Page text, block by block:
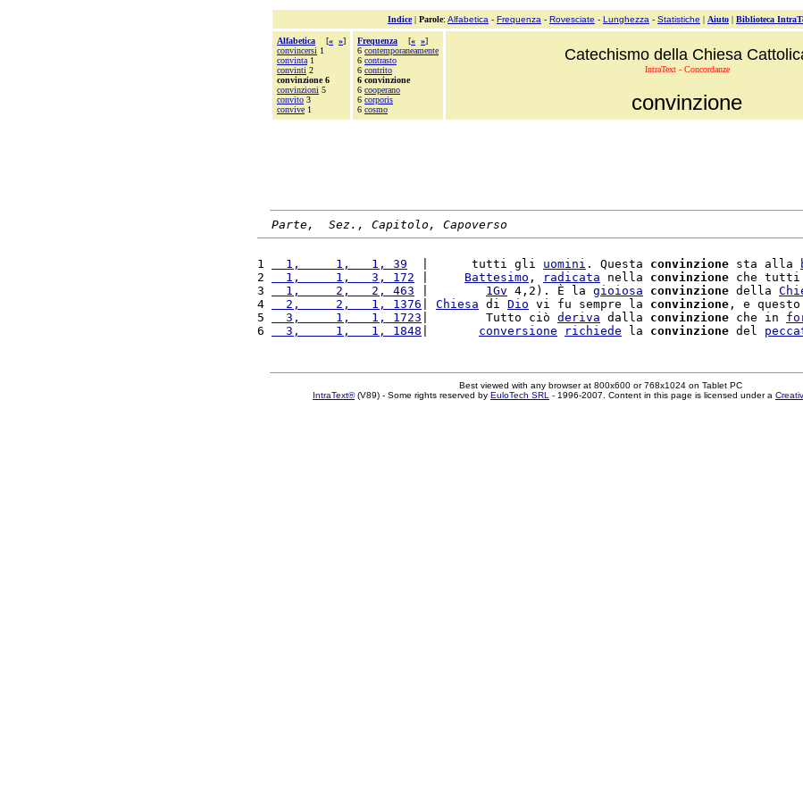
Indice| Parole: Alfabetica - Frequenza - Rovesciate - Lunghezza - Statistiche | Aiuto | Biblioteca
Alfabetica [« »]
convincersi 1
convinta 1
convinti 2
convinzione 6
convinzioni 5
convito 3
convive 1
Frequenza [« »]
6 contemporaneamente
6 contrasto
6 contrito
6 convinzione
6 cooperano
6 corporis
6 cosmo
Catechismo della Chiesa
IntraText - Concordanze
convinzione
Parte,  Sez., Capitolo, Capoverso
1
  1,     1,   1, 39
  |      tutti gli
uomini . Questa convinzione sta alla
2
  1,     1,   3, 172
Battesimo , radicata nella convinzione che
3
  1,     2,   2, 463
1Gv 4,2). È la gioiosa convinzione della
4
  2,     2,   1, 1376
Chiesa di Dio vi fu sempre la convinzione , e questo
5
  3,     1,   1, 1723
|        Tutto ciò deriva dalla convinzione che in
6
  3,     1,   1, 1848
conversione richiede la convinzione del
Best viewed with any browser at 800x600 or 768x1024 on Tablet PC
IntraText®(V89) - Some rights reserved by EuloTech SRL - 1996-2007. Content in this page is licensed under a